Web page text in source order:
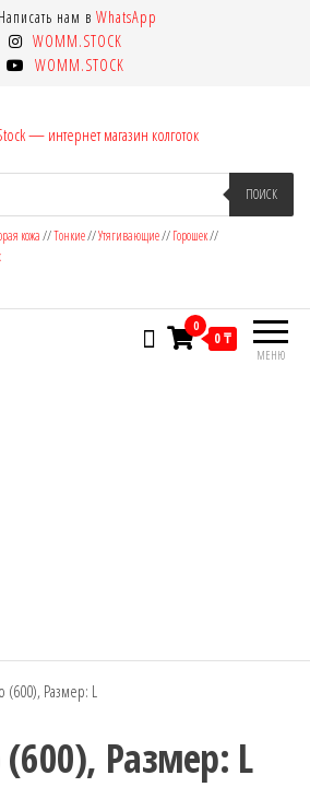
нам в WhatsApp
WOMM.STOCK
WOMM.STOCK
— интернет магазин
колготок
Колготки MANZI, Naja Street тонкие,
фантазийные, чулки, лосиныПОИСК
кожа//Тонкие//Утягивающие//Горошек//
МЕНЮ
0
0 ₸
(600), Размер: L
Размер: L